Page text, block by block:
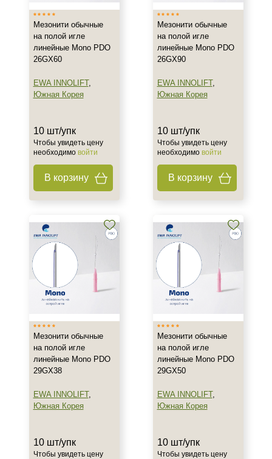
1 упк -10 шт
1 шт
Показать еще
Гиалуроновая кислота
ДМАЕ
Полидиоксанон (PDO)
Показать еще
Процедура
Нитевой лифтинг
Форма выпуска
Флакон
Мезонити обычные
на полой игле
линейные Mono PDO
26GX60
EWA INNOLIFT,
Южная Корея
10 шт/упк
Чтобы увидеть цену
необходимо войти
В корзину
Мезонити обычные
на полой игле
линейные Mono PDO
26GX90
EWA INNOLIFT,
Южная Корея
10 шт/упк
Чтобы увидеть цену
необходимо войти
В корзину
Мезонити обычные
на полой игле
линейные Mono PDO
29GX38
EWA INNOLIFT,
Южная Корея
10 шт/упк
Чтобы увидеть цену
Мезонити обычные
на полой игле
линейные Mono PDO
29GX50
EWA INNOLIFT,
Южная Корея
10 шт/упк
Чтобы увидеть цену